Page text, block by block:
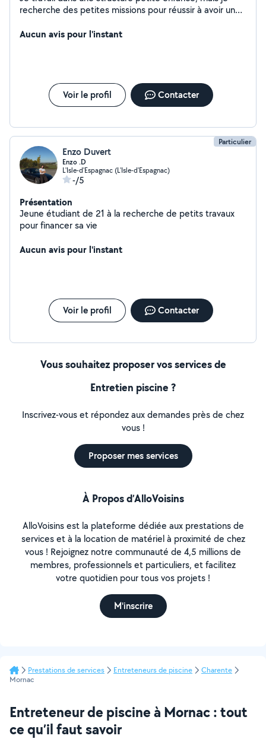
recherche des petites missions pour réussir à avoir un
grâce à mes diplômes ainsi qu'à mes différents emplois.
l'accompagnement des enfants. J'adore les animaux et
je me ferai un plaisir de m'occuper de vos loulous si
Aucun avis pour l'instant
Voir le profil Contacter
Particulier
Enzo Duvert
Enzo .D
L'Isle-d'Espagnac (L'Isle-d'Espagnac)
-/5
Présentation
Jeune étudiant de 21 à la recherche de petits travaux
pour financer sa vie
Aucun avis pour l'instant
Voir le profil Contacter
Vous souhaitez proposer vos services de
Entretien piscine ?
Inscrivez-vous et répondez aux demandes près de chez
vous !
Proposer mes services
À Propos d’AlloVoisins
AlloVoisins est la plateforme dédiée aux prestations de
services et à la location de matériel à proximité de chez
vous ! Rejoignez notre communauté de 4,5 millions de
membres, professionnels et particuliers, et facilitez
votre quotidien pour tous vos projets !
M'inscrire
Prestations de services Entreteneurs de piscine
Charente
Mornac
Entreteneur de piscine à Mornac : tout
ce qu’il faut savoir